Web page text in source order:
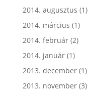
2014. augusztus (1)
2014. március (1)
2014. február(2)
2014. január(1)
2013. december(1)
2013. november(3)